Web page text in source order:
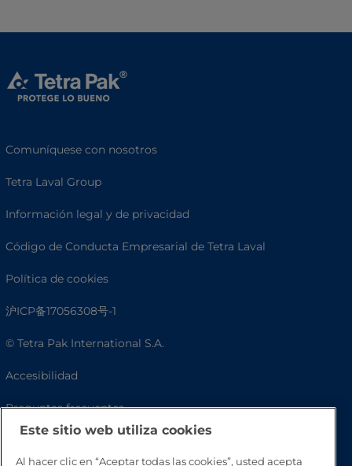
Comuníquese con nosotros
Tetra Laval Group
Información legal y de privacidad
Código de Conducta Empresarial de Tetra Laval
Política de cookies
沪ICP备17056308号-1
© Tetra Pak International S.A.
Accesibilidad
Preguntas frecuentes
Este sitio web utiliza cookies
Al hacer clic en “Aceptar todas las cookies”, usted acepta